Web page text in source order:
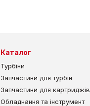
Каталог
Турбіни
Запчастини для турбін
Запчастини для картриджів
Обладнання та інструмент